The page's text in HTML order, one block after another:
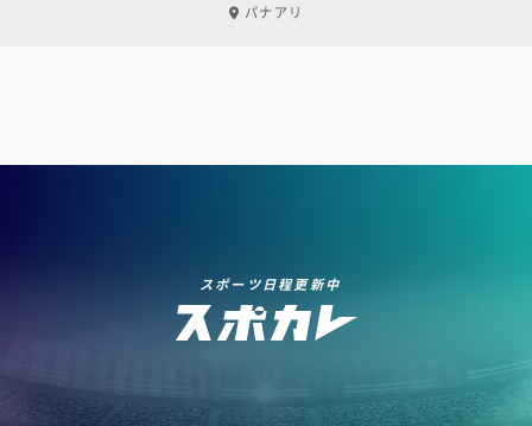
パナアリ
スポーツ日程更新中